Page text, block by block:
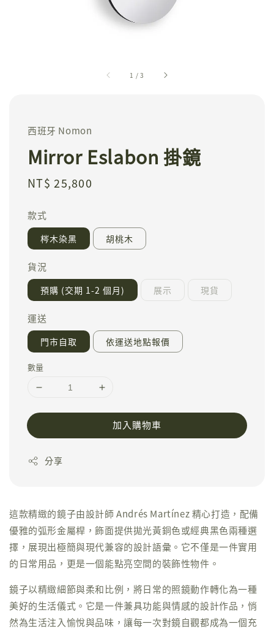
1 /3
西班牙 Nomon
Mirror Eslabon 掛鏡
Regular
NT$ 25,800
款式
梣木染黑 胡桃木
貨況
預購 (交期 1-2 個月) 展示 現貨
運送
門市自取 依運送地點報價
數量
加入購物車
分享
這款精緻的鏡子由設計師 Andrés Martínez 精心打造，配備
優雅的弧形金屬桿，飾面提供拋光黃銅色或經典黑色兩種選
擇，展現出極簡與現代兼容的設計語彙。它不僅是一件實用
的日常用品，更是一個能點亮空間的裝飾性物件。
鏡子以精緻細節與柔和比例，將日常的照鏡動作轉化為一種
美好的生活儀式。它是一件兼具功能與情感的設計作品，悄
然為生活注入愉悅與品味，讓每一次對鏡自觀都成為一個充